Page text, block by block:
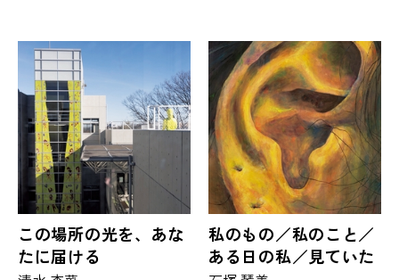
この場所の光を、あな
たに届ける
私のもの／私のこと／
ある日の私／見ていた